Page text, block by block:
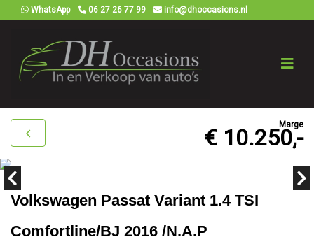
WhatsApp 06 27 26 77 99 info@dhoccasions.nl
Marge
€ 10.250,-
Volkswagen Passat Variant 1.4 TSI
Comfortline/BJ 2016 /N.A.P